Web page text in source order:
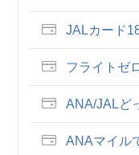
JALカード
フライトゼ
ANA/JALど
ANAマイル